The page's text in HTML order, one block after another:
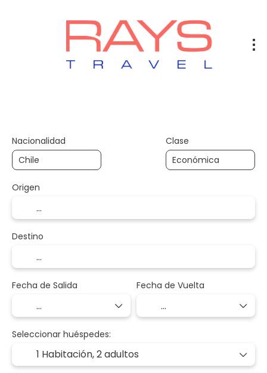
Nacionalidad Clase
Origen
Destino
Fecha de Salida Fecha de Vuelta
Seleccionar huéspedes:
1 Habitación,2 adultos